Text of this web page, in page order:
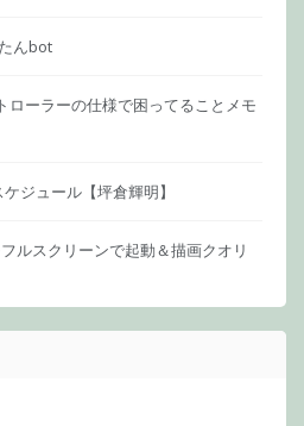
んbot
ローラーの仕様で困ってることメモ
ジュール【坪倉輝明】
ルスクリーンで起動＆描画クオリ